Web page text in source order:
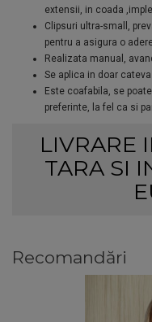
extensii, in coada
Clipsuri ultra-small,
pentru a asigura o
Realizata manual,
Se aplica in doar
Este coafabila, se
preferinte, la fel ca si
LIVRARE
TARA SI
Recomandări